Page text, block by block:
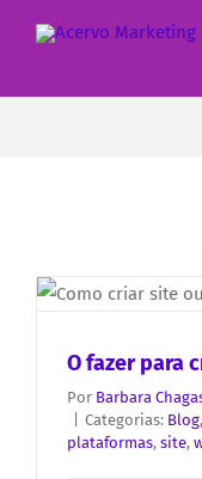
O fazer para
Por Barbara
Categorias: Blog,
plataformas, site,